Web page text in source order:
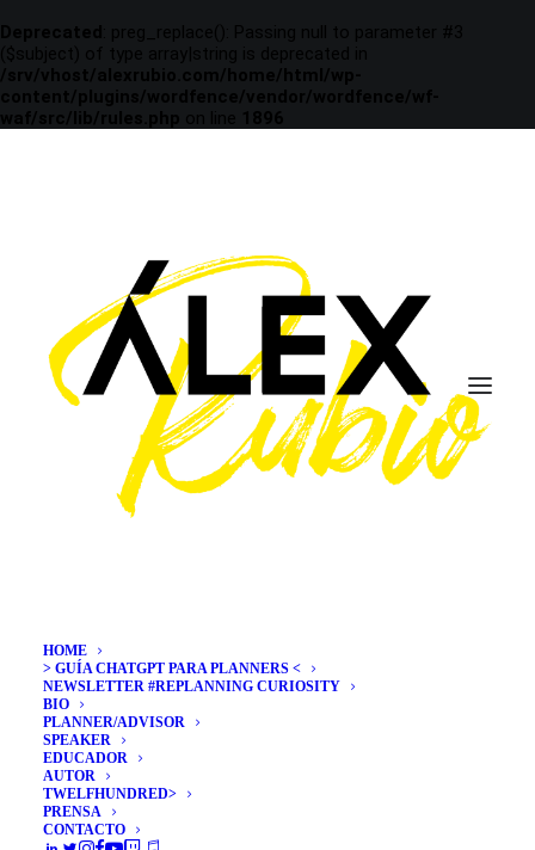
Deprecated : preg_replace(): Passing null to parameter #3
($subject) of type array|string is deprecated in
/srv/vhost/alexrubio.com/home/html/wp-
content/plugins/wordfence/vendor/wordfence/wf-
waf/src/lib/rules.php on line 1896
HOME
> GUÍA CHATGPT PARA PLANNERS <
NEWSLETTER #REPLANNING CURIOSITY
BIO
PLANNER/ADVISOR
SPEAKER
EDUCADOR
AUTOR
TWELFHUNDRED>
PRENSA
CONTACTO
Identificación del Responsable del Tratamiento
ALEJANDRO RUBIO NAVALÓN
CIF/NIF:
243899842W
Objeto
Social:
Profesional de la publicidad y
docente
Sitio web:
https://alexrubio.com/
Presencia en redes sociales